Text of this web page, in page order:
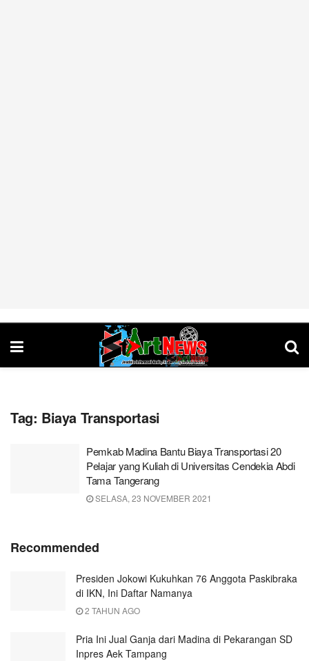
Tag: Biaya Transportasi
Pemkab Madina Bantu Biaya Transportasi 20
Pelajar yang Kuliah di Universitas Cendekia Abdi
Tama Tangerang
SELASA, 23 NOVEMBER 2021
Recommended
Presiden Jokowi Kukuhkan 76 Anggota Paskibraka
di IKN, Ini Daftar Namanya
2 TAHUN AGO
Pria Ini Jual Ganja dari Madina di Pekarangan SD
Inpres Aek Tampang